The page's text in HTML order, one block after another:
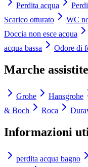
Perdita acqua
Scarico otturato
WC
Doccia non esce acqua
acqua bassa
Odore di
Marche
Grohe Hansgrohe
& Boch
Roca
Informazioni
perdita acqua bagno